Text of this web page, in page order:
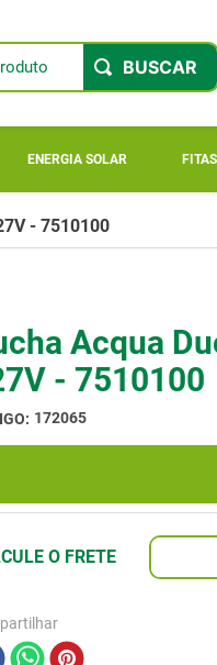
ENERGIA SOLAR FITAS
- 7510100
Acqua
- 7510100
172065